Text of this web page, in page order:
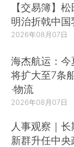
【交易簿】
明治折戟中国
2026年08月07日
海杰航运：
将扩大至7条
·物流
2026年08月07日
人事观察｜
新群升任中